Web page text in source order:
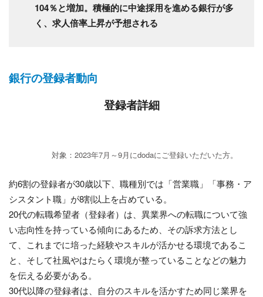
104％と増加。積極的に中途採用を進める銀行が多
く、求人倍率上昇が予想される
銀行の登録者動向
登録者詳細
対象：2023年7月～9月にdodaにご登録いただいた方。
約6割の登録者が30歳以下、職種別では「営業職」「事務・ア
シスタント職」が8割以上を占めている。
20代の転職希望者（登録者）は、異業界への転職について強
い志向性を持っている傾向にあるため、その訴求方法とし
て、これまでに培った経験やスキルが活かせる環境であるこ
と、そして社風やはたらく環境が整っていることなどの魅力
を伝える必要がある。
30代以降の登録者は、自分のスキルを活かすため同じ業界を